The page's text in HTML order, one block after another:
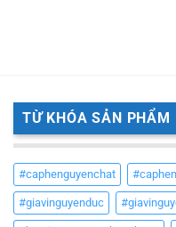
TỪ KHÓA SẢN PHẨM
#caphenguyenchat
#giavinguyenduc